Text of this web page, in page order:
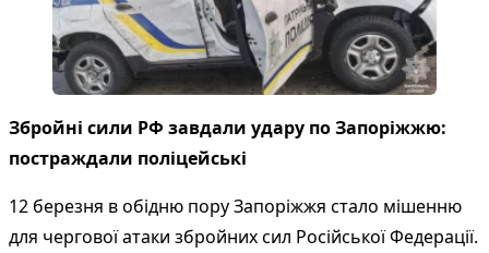
Збройні сили РФ завдали удару по Запоріжжю:
постраждали поліцейські
12 березня в обідню пору Запоріжжя стало мішенню
для чергової атаки збройних сил Російської Федерації.